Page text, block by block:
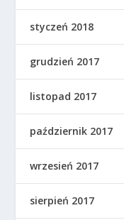
styczeń 2018
grudzień 2017
listopad 2017
październik 2017
wrzesień 2017
sierpień 2017